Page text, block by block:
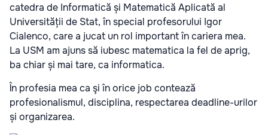
catedra de Informatică și Matematică Aplicată al
Universității de Stat, în special profesorului Igor
Cialenco, care a jucat un rol important în cariera mea.
La USM am ajuns să iubesc matematica la fel de aprig,
ba chiar și mai tare, ca informatica.
În profesia mea ca şi în orice job contează
profesionalismul, disciplina, respectarea deadline-urilor
și organizarea.